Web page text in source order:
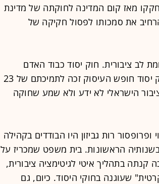
מאז קום המדינה לחוקתה של מדינת
את סמכותו לפסול חקיקה של
נחקקו ללא תשומת לב ציבורית. חוק יסוד כבוד האדם
וחירותו נחקק ברוב של 32 חברי כנסת, וחוק יסוד חופש העיסוק זכה לתמיכתם של 23
הישראלי לא ידע ולא שמע שחוקה
רות גביזון היו הבודדים בקהילה
הראשונות. בית משפט שמכריז על
בתהליך איטי לגיטימציה ציבורית,
שעוגנה בחוקי היסוד. כיום, גם